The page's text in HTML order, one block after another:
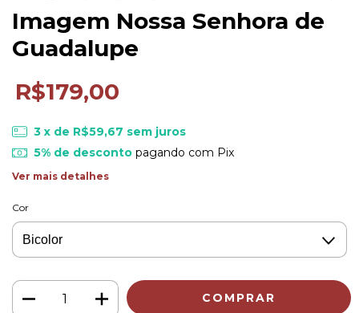
Imagem Nossa Senhora de
Guadalupe
R$179,00
3 x de R$59,67 sem juros
5% de descontopagando com Pix
Ver mais detalhes
Cor